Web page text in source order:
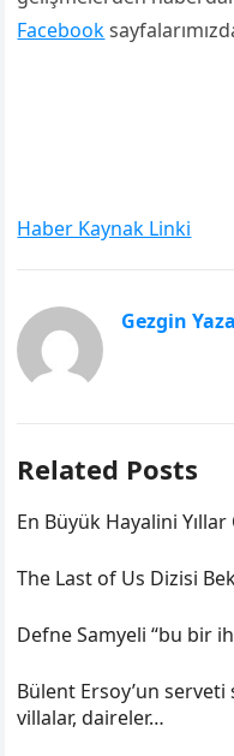
Facebook
Haber Kaynak Linki
Gezgin
Related Posts
En Büyük Hayalini Yıllar
The Last of Us Dizisi
Defne Samyeli “bu bir
Bülent Ersoy’un serveti
villalar, daireler…